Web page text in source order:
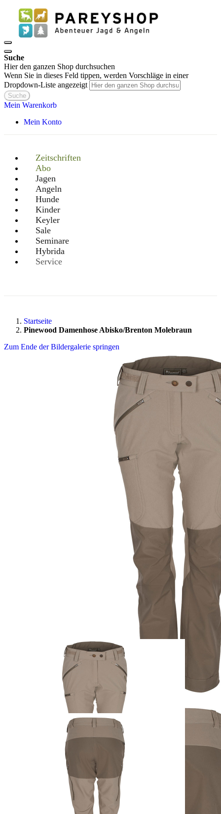
Suche
Hier den ganzen Shop durchsuchen
Wenn Sie in dieses Feld tippen, werden Vorschläge in einer
Dropdown-Liste angezeigt
Suche
Mein Warenkorb
Mein Konto
Zeitschriften
Abo
Jagen
Angeln
Hunde
Kinder
Keyler
Sale
Seminare
Hybrida
Service
Startseite
Pinewood Damenhose Abisko/Brenton Molebraun
Zum Ende der Bildergalerie springen
Zum Anfang der Bildergalerie springen
25012371
Pinewood Damenhose
Abisko/Brenton
Molebraun
119,95 €